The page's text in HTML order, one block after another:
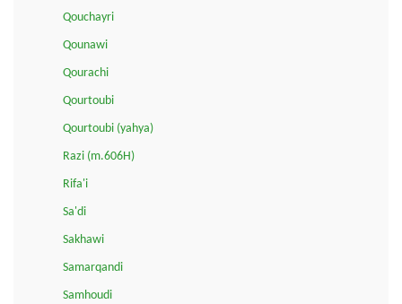
Qouchayri
Qounawi
Qourachi
Qourtoubi
Qourtoubi (yahya)
Razi (m.606H)
Rifa'i
Sa'di
Sakhawi
Samarqandi
Samhoudi